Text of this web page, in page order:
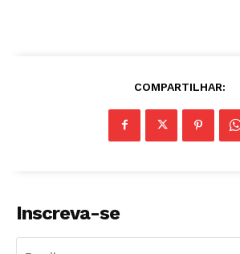
COMPARTILHAR:
Inscreva-se